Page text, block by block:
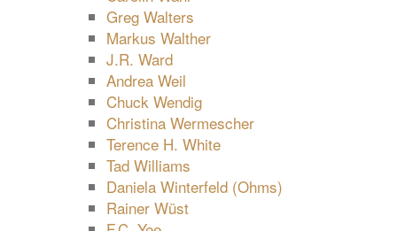
Greg Walters
Markus Walther
J.R. Ward
Andrea Weil
Chuck Wendig
Christina Wermescher
Terence H. White
Tad Williams
Daniela Winterfeld (Ohms)
Rainer Wüst